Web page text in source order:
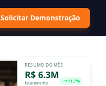
Solicitar Demonstração
RESUMO DO MÊS
R$ 6.3M
faturamento +11,7%